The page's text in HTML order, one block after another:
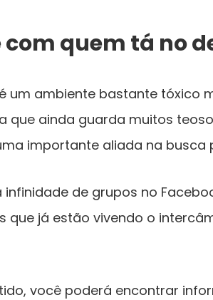
com quem tá no
um ambiente bastante tóxico
que ainda guarda muitos
importante aliada na busca
infinidade de grupos no
que já estão vivendo o
você poderá encontrar